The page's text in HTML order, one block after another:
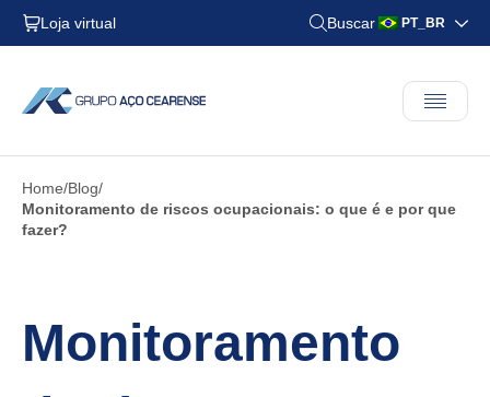
Loja virtual Buscar PT_BR
Home Blog
Monitoramento de riscos ocupacionais: o que é e por que
fazer?
Monitoramento